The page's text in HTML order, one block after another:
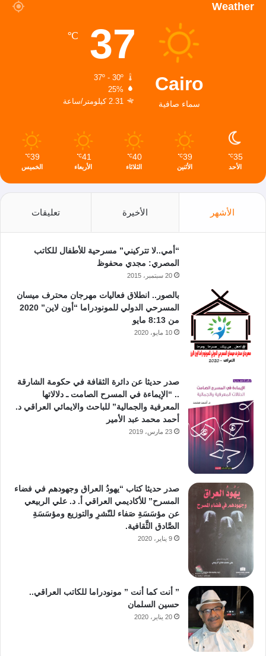
Weather
Cairo
سماء صافية
37
℃
37º - 30º
25%
2.31 كيلومتر/ساعة
35
℃
الأحد
39
℃
الأثنين
40
℃
الثلاثاء
41
℃
الأربعاء
39
℃
الخميس
الأشهر الأخيرة تعليقات
“أمي..لا تتركيني” مسرحية للأطفال للكاتب
المصري: مجدي محفوظ
20 سبتمبر، 2015
بالصور.. انطلاق فعاليات مهرجان محترف ميسان
المسرحي الدولي للمونودراما “أون لاين” 2020
من 8:13 مايو
10 مايو، 2020
صدر حديثا عن دائرة الثقافة في حكومة الشارقة
.. “الإيماءة في المسرح الصامت ـ دلالاتها
المعرفية والجمالية” للباحث والايمائي العراقي د.
أحمد محمد عبد الأمير
23 مارس، 2019
صدر حديثا كتاب “يهودُ العراق وجهودهم في فضاء
المسرح” للأكاديمي العراقي أ. د. علي الربيعي
عن مؤسَسَةِ صَفاء للنّشرِ والتوزيع ومؤسَسَةِ
الصَّادق الثَّقافية.
9 يناير، 2020
” أنت كما أنت ” مونودراما للكاتب العراقي..
حسين السلمان
20 يناير، 2020